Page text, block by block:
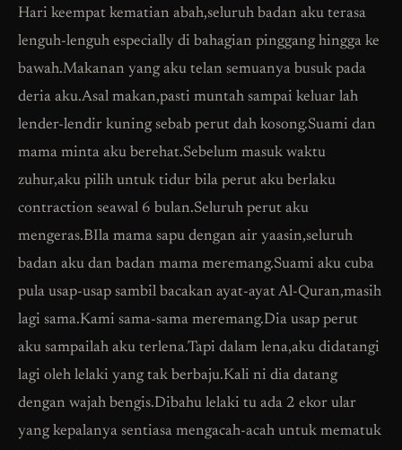
Hari keempat kematian abah,seluruh badan aku terasa
lenguh-lenguh especially di bahagian pinggang hingga ke
bawah.Makanan yang aku telan semuanya busuk pada
deria aku.Asal makan,pasti muntah sampai keluar lah
lender-lendir kuning sebab perut dah kosong.Suami dan
mama minta aku berehat.Sebelum masuk waktu
zuhur,aku pilih untuk tidur bila perut aku berlaku
contraction seawal 6 bulan.Seluruh perut aku
mengeras.BIla mama sapu dengan air yaasin,seluruh
badan aku dan badan mama meremang.Suami aku cuba
pula usap-usap sambil bacakan ayat-ayat Al-Quran,masih
lagi sama.Kami sama-sama meremang.Dia usap perut
aku sampailah aku terlena.Tapi dalam lena,aku didatangi
lagi oleh lelaki yang tak berbaju.Kali ni dia datang
dengan wajah bengis.Dibahu lelaki tu ada 2 ekor ular
yang kepalanya sentiasa mengacah-acah untuk mematuk